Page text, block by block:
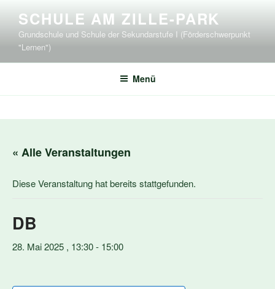
Inhalt
springen
SCHULE AM ZILLE-PARK
Grundschule und Schule der Sekundarstufe I (Förderschwerpunkt
"Lernen")
Menü
« Alle Veranstaltungen
Diese Veranstaltung hat bereits stattgefunden.
DB
28. Mai 2025 , 13:30- 15:00